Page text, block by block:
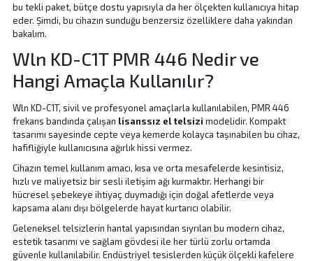
bu tekli paket, bütçe dostu yapısıyla da her ölçekten kullanıcıya hitap
eder. Şimdi, bu cihazın sunduğu benzersiz özelliklere daha yakından
bakalım.
Wln KD-C1T PMR 446 Nedir ve
Hangi Amaçla Kullanılır?
Wln KD-C1T, sivil ve profesyonel amaçlarla kullanılabilen, PMR 446
frekans bandında çalışan lisanssız el telsizi modelidir. Kompakt
tasarımı sayesinde cepte veya kemerde kolayca taşınabilen bu cihaz,
hafifliğiyle kullanıcısına ağırlık hissi vermez.
Cihazın temel kullanım amacı, kısa ve orta mesafelerde kesintisiz,
hızlı ve maliyetsiz bir sesli iletişim ağı kurmaktır. Herhangi bir
hücresel şebekeye ihtiyaç duymadığı için doğal afetlerde veya
kapsama alanı dışı bölgelerde hayat kurtarıcı olabilir.
Geleneksel telsizlerin hantal yapısından sıyrılan bu modern cihaz,
estetik tasarımı ve sağlam gövdesi ile her türlü zorlu ortamda
güvenle kullanılabilir. Endüstriyel tesislerden küçük ölçekli kafelere